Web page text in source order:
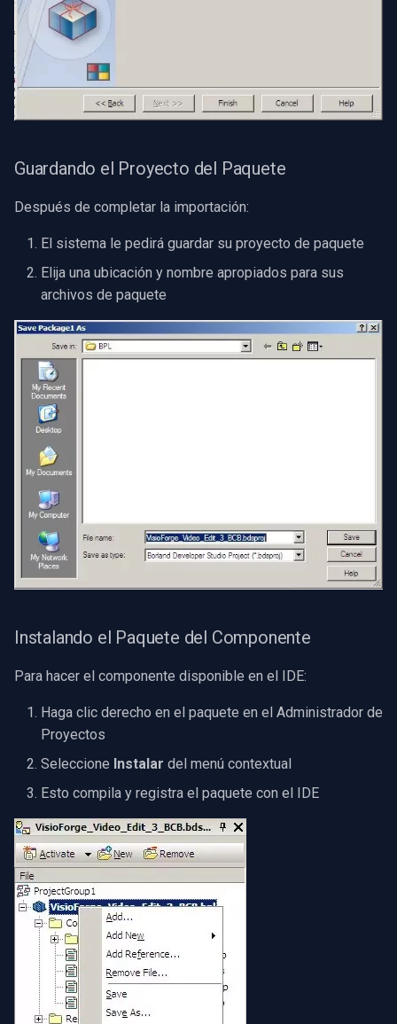
Guardando el Proyecto del Paquete
Después de completar la importación:
El sistema le pedirá guardar su proyecto de paquete
Elija una ubicación y nombre apropiados para sus
archivos de paquete
Instalando el Paquete del Componente
Para hacer el componente disponible en el IDE:
Haga clic derecho en el paquete en el Administrador de
Proyectos
Seleccione Instalar del menú contextual
Esto compila y registra el paquete con el IDE